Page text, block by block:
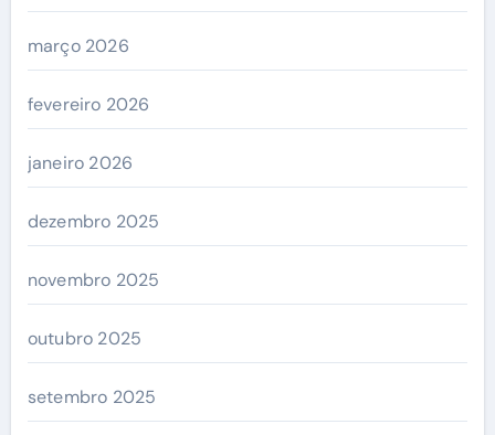
março 2026
fevereiro 2026
janeiro 2026
dezembro 2025
novembro 2025
outubro 2025
setembro 2025